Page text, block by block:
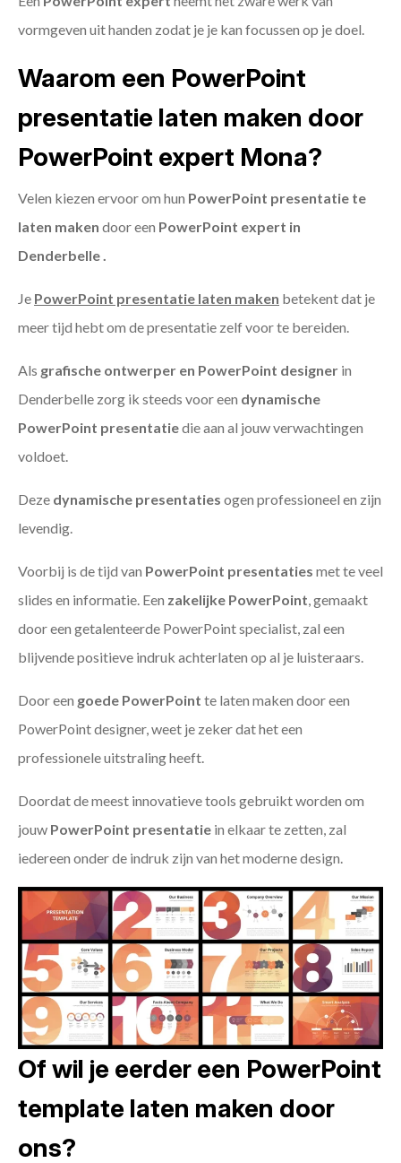
vormgeven uit handen zodat je je kan focussen op je doel.
Waarom een PowerPoint
presentatie laten maken door
PowerPoint expert Mona?
Velen kiezen ervoor om hun PowerPoint presentatie te
laten maken door een PowerPoint expert in
Denderbelle .
Je PowerPoint presentatie laten maken betekent dat je
meer tijd hebt om de presentatie zelf voor te bereiden.
Als grafische ontwerper en PowerPoint designer in
Denderbelle zorg ik steeds voor een dynamische
PowerPoint presentatiedie aan al jouw verwachtingen
voldoet.
Deze dynamische presentaties ogen professioneel en zijn
levendig.
Voorbij is de tijd van PowerPoint presentaties met te veel
slides en informatie. Een zakelijke PowerPoint, gemaakt
door een getalenteerde PowerPoint specialist, zal een
blijvende positieve indruk achterlaten op al je luisteraars.
Door een goede PowerPoint te laten maken door een
PowerPoint designer, weet je zeker dat het een
professionele uitstraling heeft.
Doordat de meest innovatieve tools gebruikt worden om
jouw PowerPoint presentatie in elkaar te zetten, zal
iedereen onder de indruk zijn van het moderne design.
Of wil je eerder een PowerPoint
template laten maken door
ons?